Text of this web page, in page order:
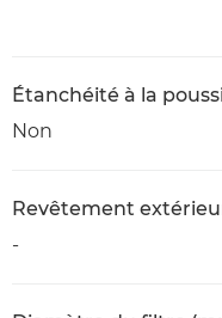
Étanchéité à la
Non
Revêtement
-